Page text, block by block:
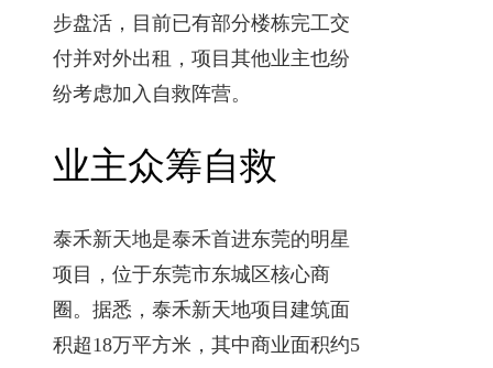
步盘活，目前已有部分楼栋完工交
付并对外出租，项目其他业主也纷
纷考虑加入自救阵营。
业主众筹自救
泰禾新天地是泰禾首进东莞的明星
项目，位于东莞市东城区核心商
圈。据悉，泰禾新天地项目建筑面
积超18万平方米，其中商业面积约5